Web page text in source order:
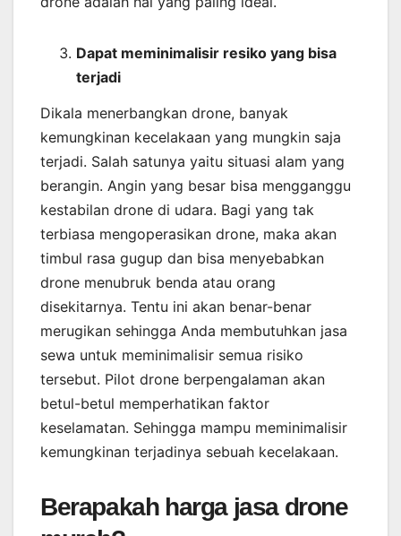
Dapat meminimalisir resiko yang bisa
terjadi
Dikala menerbangkan drone, banyak
kemungkinan kecelakaan yang mungkin saja
terjadi. Salah satunya yaitu situasi alam yang
berangin. Angin yang besar bisa mengganggu
kestabilan drone di udara. Bagi yang tak
terbiasa mengoperasikan drone, maka akan
timbul rasa gugup dan bisa menyebabkan
drone menubruk benda atau orang
disekitarnya. Tentu ini akan benar-benar
merugikan sehingga Anda membutuhkan jasa
sewa untuk meminimalisir semua risiko
tersebut. Pilot drone berpengalaman akan
betul-betul memperhatikan faktor
keselamatan. Sehingga mampu meminimalisir
kemungkinan terjadinya sebuah kecelakaan.
Berapakah harga jasa drone